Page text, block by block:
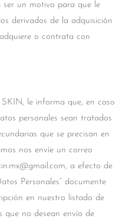
ser un motivo para que le
derivados de la adquisición
o contrata con
le informa que, en caso
personales sean tratados
que se precisan en
nos envíe un correo
a efecto de
Personales” documente
en nuestro listado de
que no desean envío de